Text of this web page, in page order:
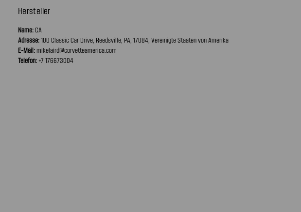
Hersteller
Name:CA
Adresse:100 Classic Car Drive, Reedsville, PA, 17084, Vereinigte Staaten von Amerika
E-Mail:mikelaird@corvetteamerica.com
Telefon: +7 176673004